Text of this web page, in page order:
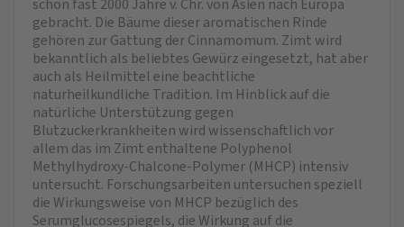
schon fast 2000 Jahre v. Chr. von Asien nach Europa
gebracht. Die Bäume dieser aromatischen Rinde
gehören zur Gattung der Cinnamomum. Zimt wird
bekanntlich als beliebtes Gewürz eingesetzt, hat aber
auch als Heilmittel eine beachtliche
naturheilkundliche Tradition. Im Hinblick auf die
natürliche Unterstützung gegen
Blutzuckerkrankheiten wird wissenschaftlich vor
allem das im Zimt enthaltene Polyphenol
Methylhydroxy-Chalcone-Polymer (MHCP) intensiv
untersucht. Forschungsarbeiten untersuchen speziell
die Wirkungsweise von MHCP bezüglich des
Serumglucosespiegels, die Wirkung auf die